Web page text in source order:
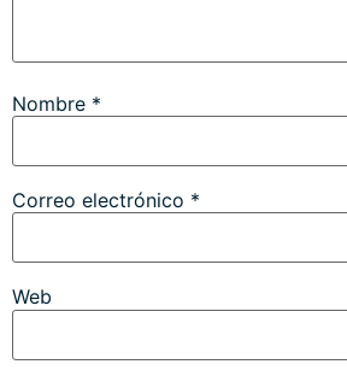
Nombre *
Correo electrónico *
Web